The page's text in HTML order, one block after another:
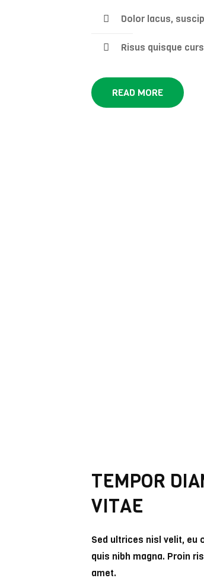
Dolor lacus,
Risus quisque
READ MORE
TEMPOR
VITAE
Sed ultrices nisl velit, eu
quis nibh magna. Proin
amet.